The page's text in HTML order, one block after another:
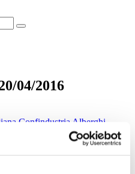
04/2016
Confindustria Alberghi